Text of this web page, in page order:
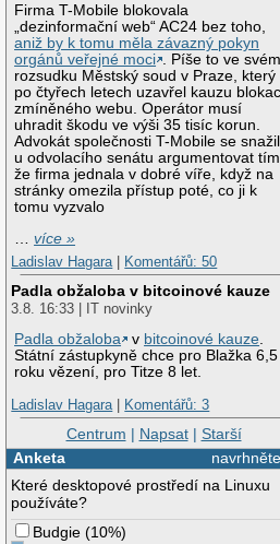
Firma T-Mobile blokovala
„dezinformační web“ AC24 bez toho,
aniž by k tomu měla závazný pokyn
orgánů veřejné moci
. Píše to ve svém
rozsudku Městský soud v Praze, který
po čtyřech letech uzavřel kauzu
zmíněného webu. Operátor musí
uhradit škodu ve výši 35 tisíc korun.
Advokát společnosti T-Mobile se
u odvolacího senátu argumentovat tím,
že firma jednala v dobré víře, když na
stránky omezila přístup poté, co ji k
tomu vyzvalo
…více »
Ladislav Hagara| Komentářů: 50
Padla obžaloba v bitcoinové kauze
3.8. 16:33 | IT novinky
Padla obžaloba
v bitcoinové kauze.
Státní zástupkyně chce pro Blažka 6,5
roku vězení, pro Titze 8 let.
Ladislav Hagara| Komentářů: 3
Centrum | Napsat| Starší
Anketa
Které desktopové prostředí na Linuxu
používáte?
Budgie (10%)